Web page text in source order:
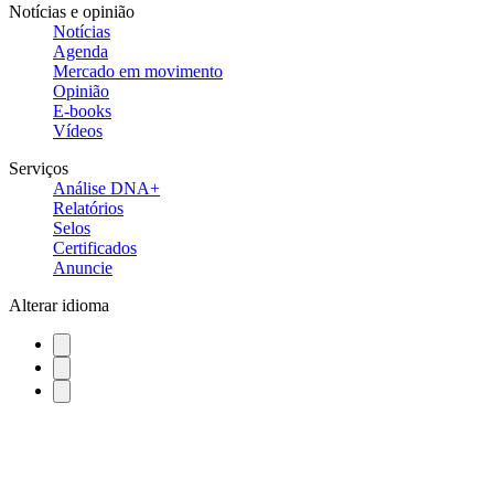
Notícias e opinião
Notícias
Agenda
Mercado em movimento
Opinião
E-books
Vídeos
Serviços
Análise DNA+
Relatórios
Selos
Certificados
Anuncie
Alterar idioma